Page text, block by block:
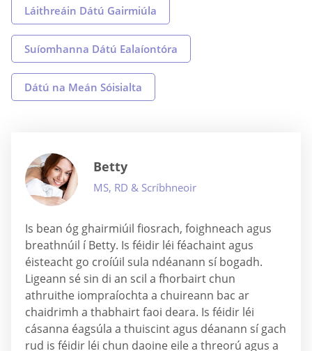
Láithreáin Dátú Gairmiúla
Suíomhanna Dátú Ealaíontóra
Dátú na Meán Sóisialta
Betty
MS, RD & Scríbhneoir
Is bean óg ghairmiúil fiosrach, foighneach agus
breathnúil í Betty. Is féidir léi féachaint agus
éisteacht go croíúil sula ndéanann sí bogadh.
Ligeann sé sin di an scil a fhorbairt chun
athruithe iompraíochta a chuireann bac ar
chaidrimh a thabhairt faoi deara. Is féidir léi
cásanna éagsúla a thuiscint agus déanann sí gach
rud is féidir léi chun daoine eile a threorú agus a